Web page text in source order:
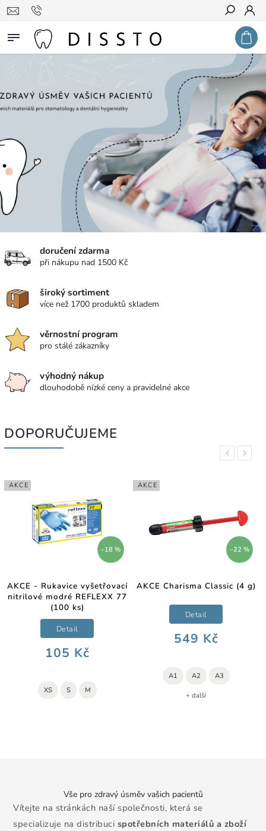
Hledat
doručení zdarma
při nákupu nad 1500 Kč
široký sortiment
více než 1700 produktů skladem
věrnostní program
pro stálé zákazníky
výhodný nákup
dlouhodobě nízké ceny a pravidelné akce
DOPORUČUJEME
Previous
AKCE
–18 %
AKCE - Rukavice vyšetřovací
nitrilové modré REFLEXX 77
(100 ks)
105 Kč
Detail
XS S M
AKCE
–22 %
AKCE Charisma Classic (4 g)
549 Kč
Detail
A1 A2 A3
+ další
Next
Vše pro zdravý úsměv vašich pacientů
Vítejte na stránkách naší společnosti, která se
specializuje na distribuci spotřebních materiálů a zboží